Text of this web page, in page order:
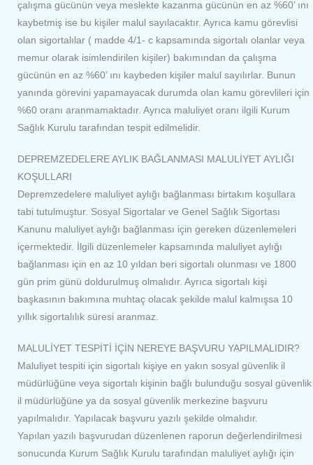
çalışma gücünün veya meslekte kazanma gücünün en az %60’ ını
kaybetmiş ise bu kişiler malul sayılacaktır. Ayrıca kamu görevlisi
olan sigortalılar ( madde 4/1- c kapsamında sigortalı olanlar veya
memur olarak isimlendirilen kişiler) bakımından da çalışma
gücünün en az %60’ ını kaybeden kişiler malul sayılırlar. Bunun
yanında görevini yapamayacak durumda olan kamu görevlileri için
%60 oranı aranmamaktadır. Ayrıca maluliyet oranı ilgili Kurum
Sağlık Kurulu tarafından tespit edilmelidir.
DEPREMZEDELERE AYLIK BAĞLANMASI MALULİYET AYLIĞI
KOŞULLARI
Depremzedelere maluliyet aylığı bağlanması birtakım koşullara
tabi tutulmuştur. Sosyal Sigortalar ve Genel Sağlık Sigortası
Kanunu maluliyet aylığı bağlanması için gereken düzenlemeleri
içermektedir. İlgili düzenlemeler kapsamında maluliyet aylığı
bağlanması için en az 10 yıldan beri sigortalı olunması ve 1800
gün prim günü doldurulmuş olmalıdır. Ayrıca sigortalı kişi
başkasının bakımına muhtaç olacak şekilde malul kalmışsa 10
yıllık sigortalılık süresi aranmaz.
MALULİYET TESPİTİ İÇİN NEREYE BAŞVURU YAPILMALIDIR?
Maluliyet tespiti için sigortalı kişiye en yakın sosyal güvenlik il
müdürlüğüne veya sigortalı kişinin bağlı bulunduğu sosyal güvenlik
il müdürlüğüne ya da sosyal güvenlik merkezine başvuru
yapılmalıdır. Yapılacak başvuru yazılı şekilde olmalıdır.
Yapılan yazılı başvurudan düzenlenen raporun değerlendirilmesi
sonucunda Kurum Sağlık Kurulu tarafından maluliyet aylığı için